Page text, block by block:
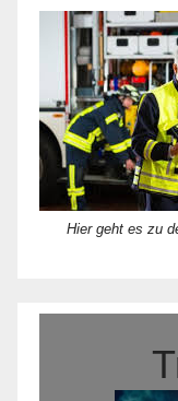
Hier geht es zu